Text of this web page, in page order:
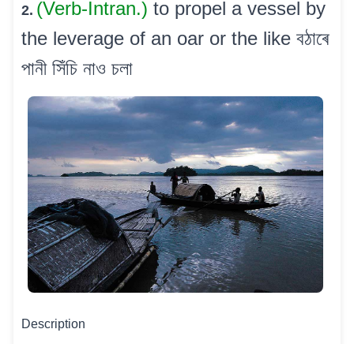
2. (Verb-Intran.) to propel a vessel by
the leverage of an oar or the like বঠাৰে
পানী সিঁচি নাও চলা
Description